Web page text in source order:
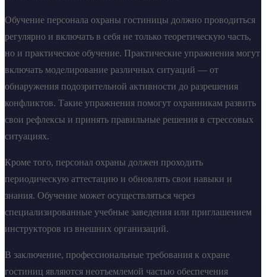
Обучение персонала охраны гостиницы должно проводиться
регулярно и включать в себя не только теоретическую часть,
но и практическое обучение. Практические упражнения могут
включать моделирование различных ситуаций — от
обнаружения подозрительной активности до разрешения
конфликтов. Такие упражнения помогут охранникам развить
свои рефлексы и принять правильные решения в стрессовых
ситуациях.
Кроме того, персонал охраны должен проходить
периодическую аттестацию и обновлять свои навыки и
знания. Обучение может осуществляться через
специализированные учебные заведения или приглашением
инструкторов из внешних организаций.
В заключение, профессиональные требования к охране
гостиниц являются неотъемлемой частью обеспечения